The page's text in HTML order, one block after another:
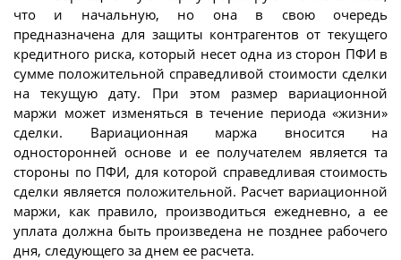
что и начальную, но она в свою очередь
предназначена для защиты контрагентов от текущего
кредитного риска, который несет одна из сторон ПФИ в
сумме положительной справедливой стоимости сделки
на текущую дату. При этом размер вариационной
маржи может изменяться в течение периода «жизни»
сделки. Вариационная маржа вносится на
односторонней основе и ее получателем является та
стороны по ПФИ, для которой справедливая стоимость
сделки является положительной. Расчет вариационной
маржи, как правило, производиться ежедневно, а ее
уплата должна быть произведена не позднее рабочего
дня, следующего за днем ее расчета.